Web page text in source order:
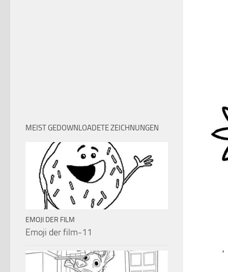
MEIST GEDOWNLOADETE ZEICHNUNGEN
EMOJI DER FILM
Emoji der film-11